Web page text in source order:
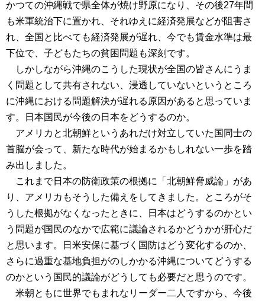
かつての沖縄戦で県全体が焼け野原になり、その後27年間
も米軍統治下に置かれ、それゆえに経済発展などが阻害さ
れ、全国と比べても経済発展が遅れ、今でも賃金水準は最
下位で、子どもたちの貧困問題も深刻です。
しかしながら沖縄のこうした現状が全国の皆さんにうま
く問題として共有されない、浸透していないというところ
に沖縄における問題解決が遅れる原因があると思っていま
す。日本国民が今後の日本をどうするのか。
アメリカと北朝鮮というあれだけ対立していた国同士の
首脳が会って、新たな時代が始まるかもしれない一歩を踏
み出しました。
これまで日本の防衛政策の根拠に「北朝鮮脅威論」があ
り、アメリカもそうした備えをしてきました。ところがそ
うした根拠がなくなったときに、日本はどうするのかとい
う問題が国民のなかで広範に議論されるかどうかが肝心だ
と思います。日米安保に基づく国防はどう変化するのか、
さらに過重な基地負担がのしかかる沖縄についてどうする
のかという国民的議論がどうしても必要だと思うのです。
米朝ともに世界でもまれなリーダー二人ですから、今後